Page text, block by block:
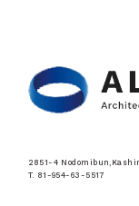
2851-4
T. 81-954-63-5517